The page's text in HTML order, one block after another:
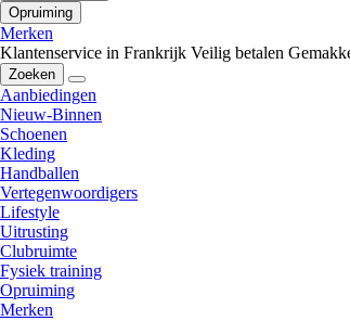
Opruiming
Merken
Klantenservice in Frankrijk Veilig betalen
Zoeken
Aanbiedingen
Nieuw-Binnen
Schoenen
Kleding
Handballen
Vertegenwoordigers
Lifestyle
Uitrusting
Clubruimte
Fysiek training
Opruiming
Merken